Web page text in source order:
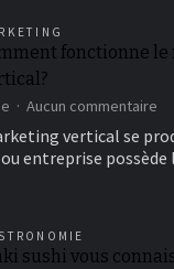
fonctionne
Aucun commentaire
le
vertical se
entreprise
sushi vous